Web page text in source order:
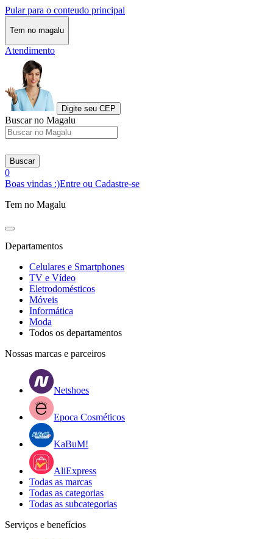
Pular para o conteudo principal
Tem no magalu
Atendimento
Digite seu CEP
Buscar no Magalu
Buscar
0
Boas vindas :)Entre ou Cadastre-se
Tem no Magalu
Departamentos
Celulares e Smartphones
TV e Vídeo
Eletrodomésticos
Móveis
Informática
Moda
Todos os departamentos
Nossas marcas e parceiros
Netshoes
Epoca Cosméticos
KaBuM!
AliExpress
Todas as marcas
Todas as categorias
Todas as subcategorias
Serviços e benefícios